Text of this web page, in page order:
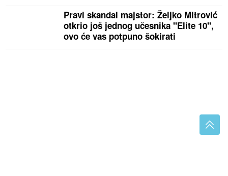
Pravi skandal majstor: Željko Mitrović
otkrio još jednog učesnika "Elite 10",
ovo će vas potpuno šokirati